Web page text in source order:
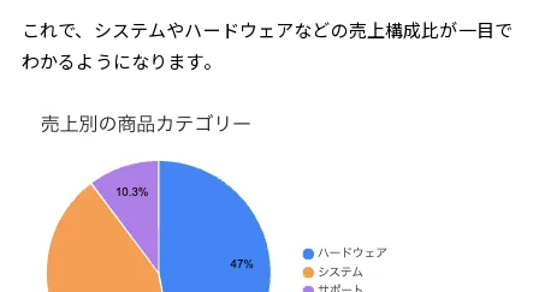
これで、システムやハードウェアなどの売上構成比が一目で
わかるようになります。